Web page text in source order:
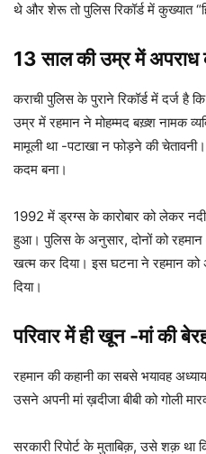
थे और शेरू तो पुलिस रिकॉर्ड में कुख्यात
13 साल की उम्र में
कराची पुलिस के पुराने रिकॉर्ड में दर्ज है
उम्र में रहमान ने मोहम्मद बख़्श नामक
मामूली था -पटाखा न फोड़ने की
कदम बना।
1992 में ड्रग्स के कारोबार को लेकर
हुआ। पुलिस के अनुसार, दोनों को
खत्म कर दिया। इस घटना ने रहमान
दिया।
परिवार में ही खून -मां की
रहमान की कहानी का सबसे भयावह
उसने अपनी मां ख़दीजा बीबी को गोली
सरकारी रिपोर्ट के मुताबिक़, उसे शक़